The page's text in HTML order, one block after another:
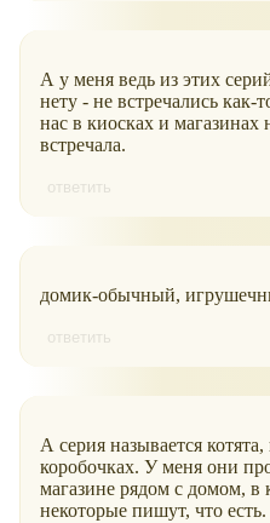
А у меня ведь из этих
нету - не встречались как-
нас в киосках и магазинах
встречала.
ответить
домик-обычный,
ответить
А серия называется котята,
коробочках. У меня они
магазине рядом с домом, в
некоторые пишут, что есть.